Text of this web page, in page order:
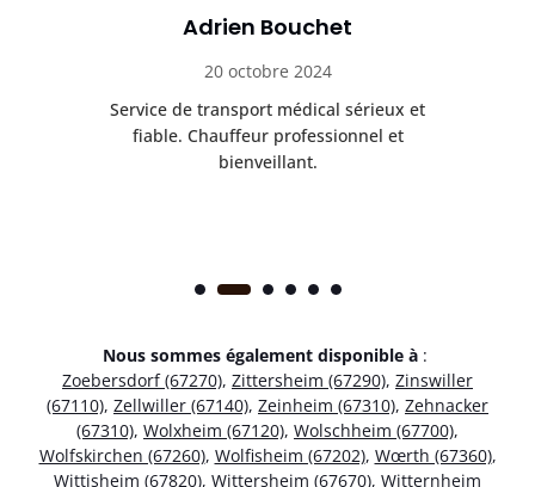
Adrien Bouchet
20 octobre 2024
Service de transport médical sérieux et
fiable. Chauffeur professionnel et
bienveillant.
Nous sommes également disponible à :
Zoebersdorf (67270), Zittersheim (67290), Zinswiller
(67110), Zellwiller (67140), Zeinheim (67310), Zehnacker
(67310), Wolxheim (67120), Wolschheim (67700),
Wolfskirchen (67260), Wolfisheim (67202), Wœrth (67360),
Wittisheim (67820), Wittersheim (67670), Witternheim